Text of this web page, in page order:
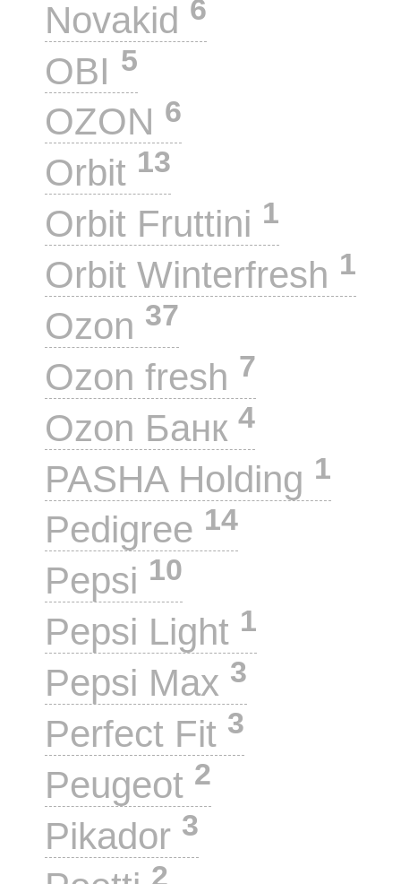
Novakid 6
OBI 5
OZON 6
Orbit 13
Orbit Fruttini 1
Orbit Winterfresh 1
Ozon 37
Ozon fresh 7
Ozon Банк 4
PASHA Holding 1
Pedigree 14
Pepsi 10
Pepsi Light 1
Pepsi Max 3
Perfect Fit 3
Peugeot 2
Pikador 3
2